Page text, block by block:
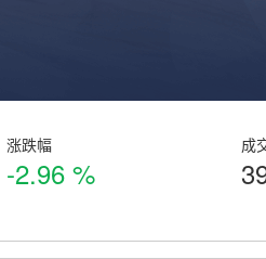
涨跌幅
-2.96 %
成